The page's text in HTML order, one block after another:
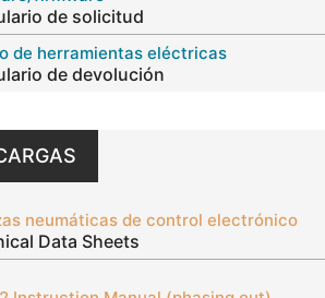
de solicitud
de herramientas eléctricas
de devolución
neumáticas de control electrónico
Data Sheets